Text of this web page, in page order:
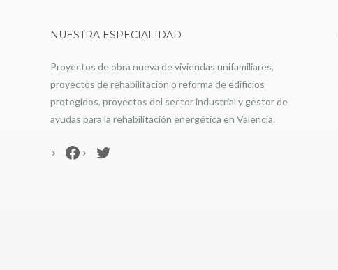
NUESTRA ESPECIALIDAD
Proyectos de obra nueva de viviendas unifamiliares,
proyectos de rehabilitación o reforma de edificios
protegidos, proyectos del sector industrial y gestor de
ayudas para la rehabilitación energética en Valencia.
Facebook
Twitter